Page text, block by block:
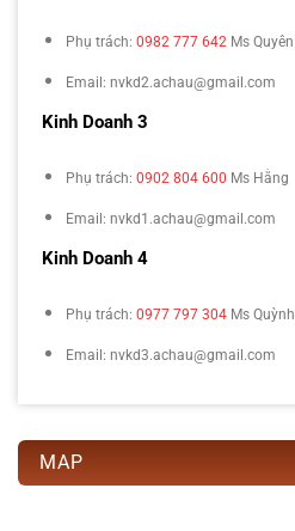
Phụ trách: 0982 777 642 Ms Quyên
Email: nvkd2.achau@gmail.com
Kinh Doanh 3
Phụ trách: 0902 804 600 Ms Hằng
Email: nvkd1.achau@gmail.com
Kinh Doanh 4
Phụ trách: 0977 797 304 Ms Quỳnh
Email: nvkd3.achau@gmail.com
MAP